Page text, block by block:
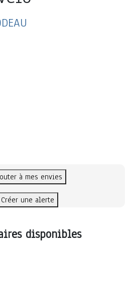
à mes envies
Créer une alerte
disponibles